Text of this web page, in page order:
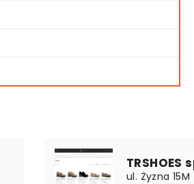
TRSHOES
ul. Żyzna